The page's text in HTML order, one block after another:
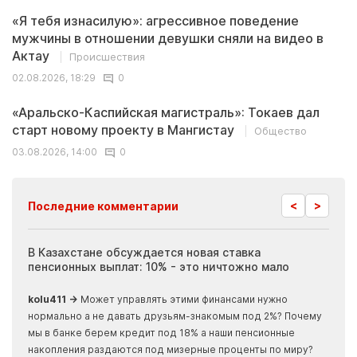
«Я тебя изнасилую»: агрессивное поведение
мужчины в отношении девушки сняли на видео в
Актау
Происшествия
02.08.2026, 18:29
0
«Аральско-Каспийская магистраль»: Токаев дал
старт новому проекту в Мангистау
Общество
03.08.2026, 14:00
0
Последние комментарии < >
В Казахстане обсуждается новая ставка
пенсионных выплат: 10% - это ничтожно мало
kolu411 → Может управлять этими финансами нужно
нормально а не давать друзьям-знакомым под 2%? Почему
мы в банке берем кредит под 18% а наши пенсионные
накопления раздаются под мизерные проценты по миру?